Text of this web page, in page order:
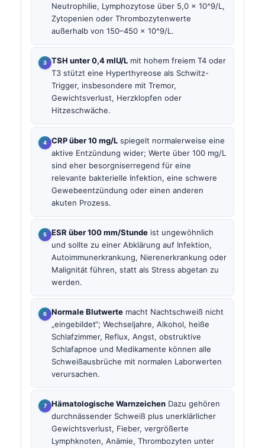
Neutrophilie, Lymphozytose über 5,0 x 10^9/L,
Zytopenien oder Thrombozytenwerte
außerhalb von 150–450 x 10^9/L.
TSH unter 0,4 mIU/L mit hohem freiem T4 oder
T3 stützt eine Hyperthyreose als Schwitz-
Trigger, insbesondere mit Tremor,
Gewichtsverlust, Herzklopfen oder
Hitzeschwäche.
CRP über 10 mg/L spiegelt normalerweise eine
aktive Entzündung wider; Werte über 100 mg/L
sind eher besorgniserregend für eine
relevante bakterielle Infektion, eine schwere
Gewebeentzündung oder einen anderen
akuten Prozess.
ESR über 100 mm/Stunde ist ungewöhnlich
und sollte zu einer Abklärung auf Infektion,
Autoimmunerkrankung, Nierenerkrankung oder
Malignität führen, statt als Stress abgetan zu
werden.
Normale Blutwerte macht Nachtschweiß nicht
„eingebildet“; Wechseljahre, Alkohol, heiße
Schlafzimmer, Reflux, Angst, obstruktive
Schlafapnoe und Medikamente können alle
Schweißausbrüche mit normalen Laborwerten
verursachen.
Hämatologische Warnzeichen Dazu gehören
durchnässender Schweiß plus unerklärlicher
Gewichtsverlust, Fieber, vergrößerte
Lymphknoten, Anämie, Thrombozyten unter